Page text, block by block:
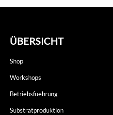
ÜBERSICHT
Shop
Workshops
Betriebsfuehrung
Substratproduktion